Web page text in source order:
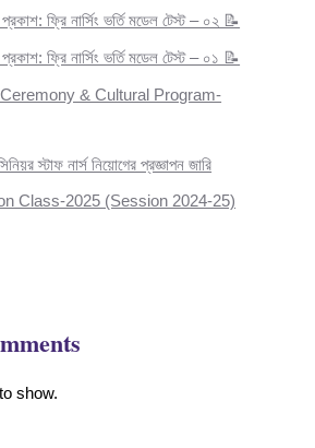
ফ্রি নার্সিং ভর্তি মডেল টেস্ট – ০২ 📝
ফ্রি নার্সিং ভর্তি মডেল টেস্ট – ০১ 📝
& Cultural Program-
স্টাফ নার্স নিয়োগের প্রজ্ঞাপন জারি
Class-2025 (Session 2024-25)
show.